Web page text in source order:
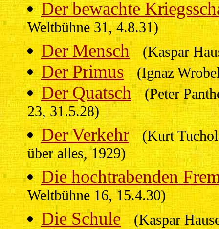
Der bewachte
Weltbühne 31, 4.8.31)
Der Mensch
(Kaspar
Der Primus (Ignaz
Der Quatsch (Peter
23, 31.5.28)
Der Verkehr
(Kurt
über alles, 1929)
Die hochtrabenden
Weltbühne 16, 15.4.30)
Die Schule
(Kaspar